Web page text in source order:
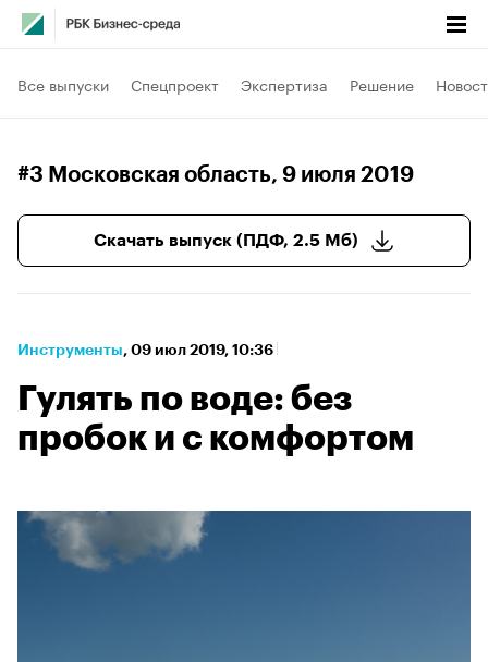
Все выпуски Спецпроект Экспертиза Решение
#3 Московская область, 9 июля 2019
Скачать выпуск (ПДФ, 2.5 Мб)
Инструменты⁠, 09 июл 2019, 10:36
Гулять по воде: без
пробок и с комфортом